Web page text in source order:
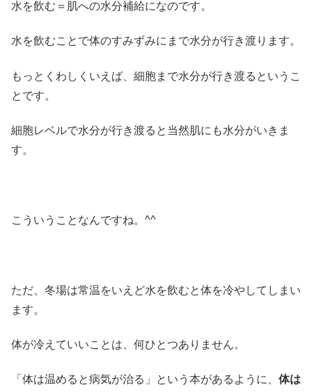
水を飲む＝肌への水分補給になのです。
水を飲むことで体のすみずみにまで水分が行き渡ります。
もっとくわしくいえば、細胞まで水分が行き渡るというこ
とです。
細胞レベルで水分が行き渡ると当然肌にも水分がいきま
す。
こういうことなんですね。^^
ただ、冬場は常温をいえど水を飲むと体を冷やしてしまい
ます。
体が冷えていいことは、何ひとつありません。
「体は温めると病気が治る」という本があるように、 体は